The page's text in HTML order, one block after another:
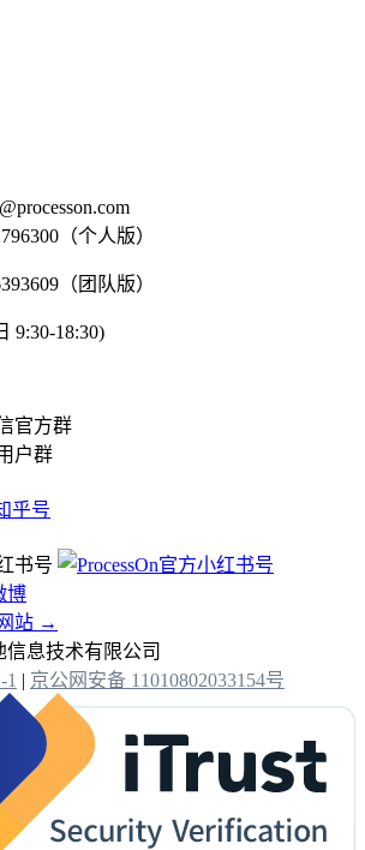
（个人版）
（团队版）
9:30-18:30)
户群
站 →
息技术有限公司
1 | 京公网安备 11010802033154号